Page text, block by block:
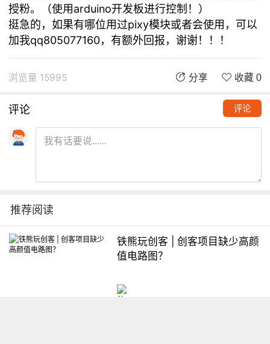
授粉。（使用arduino开发板进行控制！）
挺急的，如果有哪位用过pixy模块或者会使用，可以
加我qq805077160，有额外回报，谢谢！！！
浏览量 15995 分享 收藏 0
评论 评论
推荐阅读
铁熊玩创客 | 创客项目缺少高颜
值电路图？